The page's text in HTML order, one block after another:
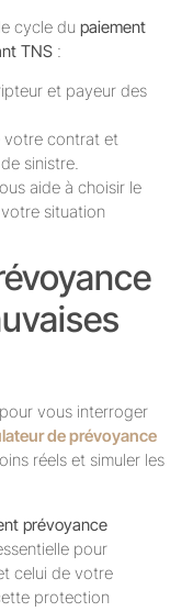
cycle du paiement
TNS :
et payeur des
votre contrat et
sinistre.
aide à choisir le
situation
vous interroger
de prévoyance
réels et simuler les
prévoyance
pour
celui de votre
protection